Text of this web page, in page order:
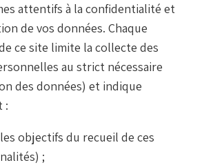
attentifs à la confidentialité et
de vos données. Chaque
ce site limite la collecte des
au strict nécessaire
des données) et indique
:
objectifs du recueil de ces
;